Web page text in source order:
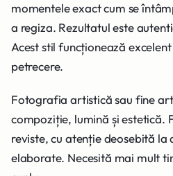
momentele exact cum se
a regiza. Rezultatul este
Acest stil funcționează
petrecere.
Fotografia artistică sau fine
compoziție, lumină și estetică.
reviste, cu atenție deosebită la
elaborate. Necesită mai mult